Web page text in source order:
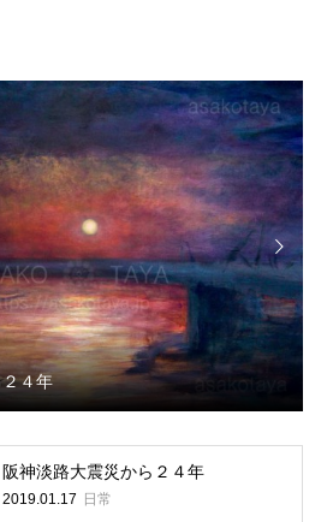
４年

阪神淡路大震災から２４年
2019.01.17 日常